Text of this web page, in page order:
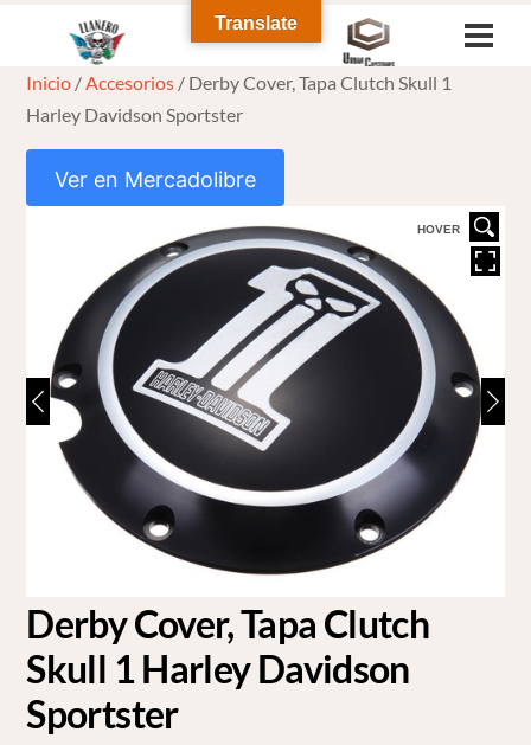
content
Inicio /Accesorios / Derby Cover, Tapa Clutch Skull 1
Harley Davidson Sportster
Ver en Mercadolibre
HOVER
Derby Cover, Tapa Clutch
Skull 1 Harley Davidson
Sportster
Translate